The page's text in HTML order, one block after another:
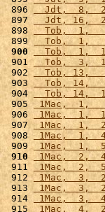
896
Jdt,  8,
897
Jdt, 16,
898
Tob,  1,
899
Tob,  1,
900
Tob,  1,
901
Tob,  3,
902
Tob, 13,
903
Tob, 14,
904
Tob, 14,
905 1Mac,  1,
906
1Mac,  1,
907 1Mac,  1,
908 1Mac,  1,
909 1Mac,  1,
910 1Mac,  2,
911 1Mac,  2,
912 1Mac,  3,
913
1Mac,  3,
914
1Mac,  3,
915
1Mac,  4,